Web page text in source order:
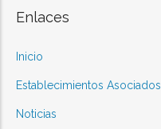
Enlaces
Inicio
Establecimientos Asociados
Noticias